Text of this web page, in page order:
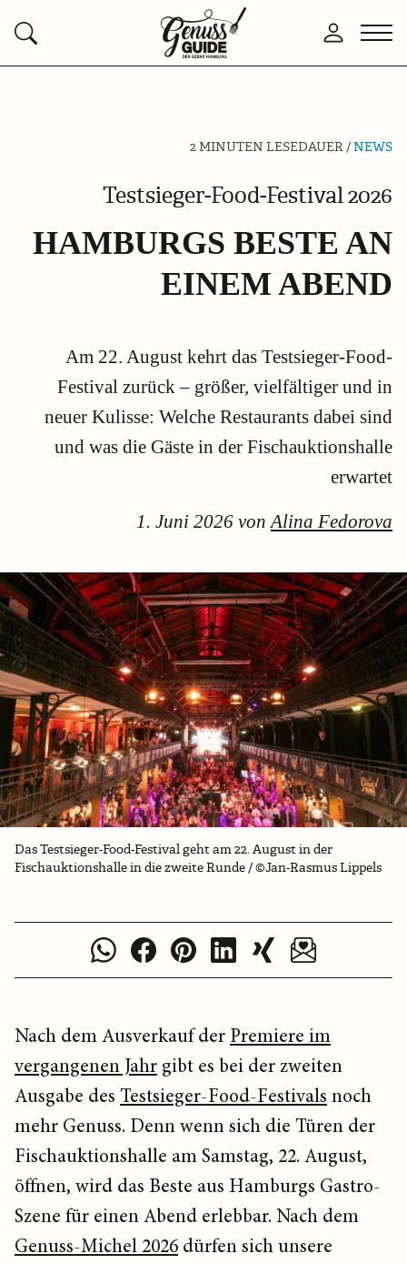
Suchen
Zurück
zur
Anmelden
2 MINUTEN LESEDAUER /NEWS
Testsieger-Food-Festival 2026
HAMBURGS BESTE AN
EINEM ABEND
Am 22. August kehrt das Testsieger-Food-
Festival zurück – größer, vielfältiger und in
neuer Kulisse: Welche Restaurants dabei sind
und was die Gäste in der Fischauktionshalle
erwartet
1. Juni 2026 von Alina Fedorova
Das Testsieger-Food-Festival geht am 22. August in der
Fischauktionshalle in die zweite Runde / ©Jan-Rasmus Lippels
Nach dem Ausverkauf der Premiere im
vergangenen Jahr gibt es bei der zweiten
Ausgabe des Testsieger-Food-Festivals noch
mehr Genuss. Denn wenn sich die Türen der
Fischauktionshalle am Samstag, 22. August,
öffnen, wird das Beste aus Hamburgs Gastro-
Szene für einen Abend erlebbar. Nach dem
Genuss-Michel 2026 dürfen sich unsere